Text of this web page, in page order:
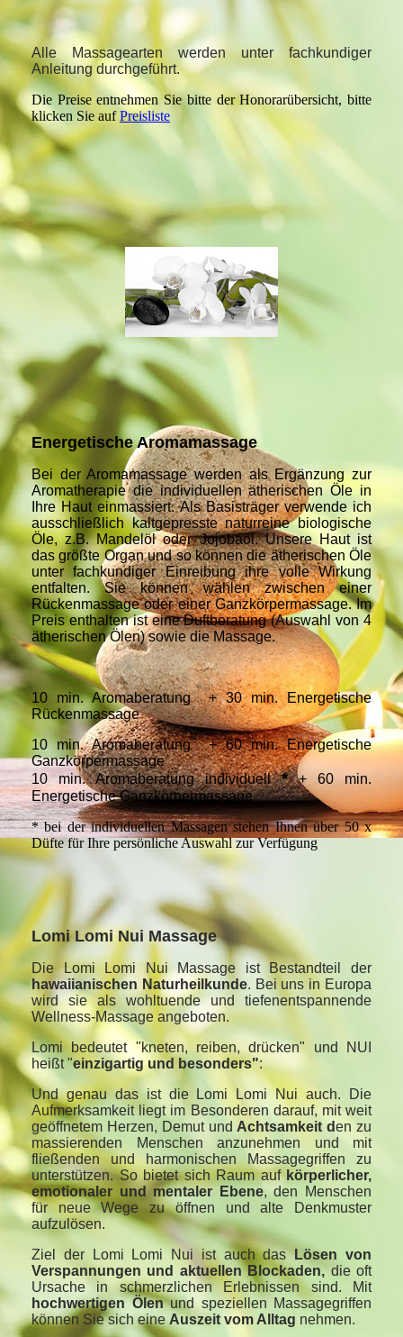
Alle Massagearten werden unter fachkundiger
Anleitung durchgeführt.
Die Preise entnehmen Sie bitte der Honorarübersicht, bitte
klicken Sie aufPreisliste
Energetische Aromamassage
Bei der Aromamassage werden als Ergänzung zur
Aromatherapie die individuellen ätherischen Öle in
Ihre Haut einmassiert. Als Basisträger verwende ich
ausschließlich kaltgepresste naturreine biologische
Öle, z.B. Mandelöl oder Jojobaöl. Unsere Haut ist
das größte Organ und so können die ätherischen Öle
unter fachkundiger Einreibung ihre volle Wirkung
entfalten. Sie können wählen zwischen einer
Rückenmassage oder einer Ganzkörpermassage. Im
Preis enthalten ist eine Duftberatung (Auswahl von 4
ätherischen Ölen) sowie die Massage.
10 min. Aromaberatung + 30 min. Energetische
Rückenmassage
10 min. Aromaberatung + 60 min. Energetische
Ganzkörpermassage
10 min. Aromaberatung individuell
*
+ 60 min.
Energetische Ganzkörpermassage
*bei der individuellen Massagen stehen Ihnen über 50 x
Düfte für Ihre persönliche Auswahl zur Verfügung
Lomi Lomi Nui Massage
Die Lomi Lomi Nui Massage ist Bestandteil der
hawaiianischen Naturheilkunde. Bei uns in Europa
wird sie als wohltuende und tiefenentspannende
Wellness-Massage angeboten.
Lomi bedeutet "kneten, reiben, drücken" und NUI
heißt "einzigartig und besonders":
Und genau das ist die Lomi Lomi Nui auch. Die
Aufmerksamkeit liegt im Besonderen darauf, mit weit
geöffnetem Herzen, Demut undAchtsamkeit den zu
massierenden Menschen anzunehmen und mit
fließenden und harmonischen Massagegriffen zu
unterstützen. So bietet sich Raum auf körperlicher,
emotionaler und mentaler Ebene, den Menschen
für neue Wege zu öffnen und alte Denkmuster
aufzulösen.
Ziel der Lomi Lomi Nui ist auch dasLösen von
Verspannungen und aktuellen Blockaden,die oft
Ursache in schmerzlichen Erlebnissen sind. Mit
hochwertigen Ölenund speziellen Massagegriffen
können Sie sich eineAuszeit vom Alltag nehmen.